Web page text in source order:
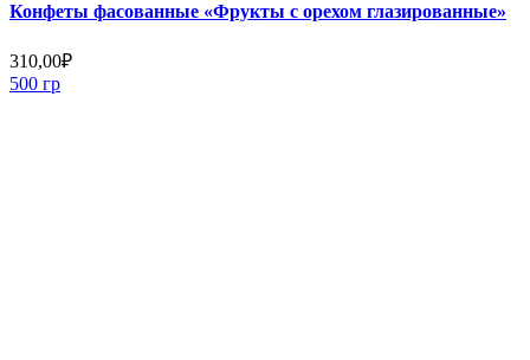
Конфеты фасованные «Фрукты с орехом глазированные»
310,00₽
500 гр